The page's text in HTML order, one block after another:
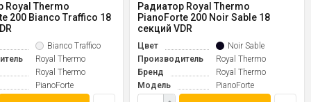
Royal Thermo
200 Bianco Traffico 18
Bianco Traffico
Royal Thermo
Royal Thermo
PianoForte
Радиатор Royal Thermo
PianoForte 200 Noir Sable 18
секций VDR
Цвет
Noir Sable
Производитель
Royal Thermo
Бренд
Royal Thermo
Модель
PianoForte